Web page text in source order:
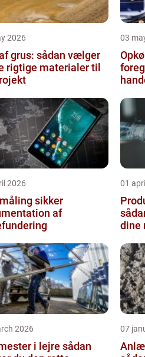
2026
grus: sådan vælger
rigtige materialer til
03
Opkøb
2026
sikker
af
01
dine
2026
i lejre sådan
07